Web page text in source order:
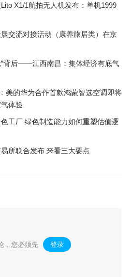
X1/1航拍无人机发布：单机1999
交流对接活动（康养旅居类）在京
”背后——江西南昌：集体经济有底气
美的华为合作首款鸿蒙智选空调即将
体验
工厂 绿色制造能力如何重塑估值逻
所联合发布 来看三大要点
，您必须先 登录 。